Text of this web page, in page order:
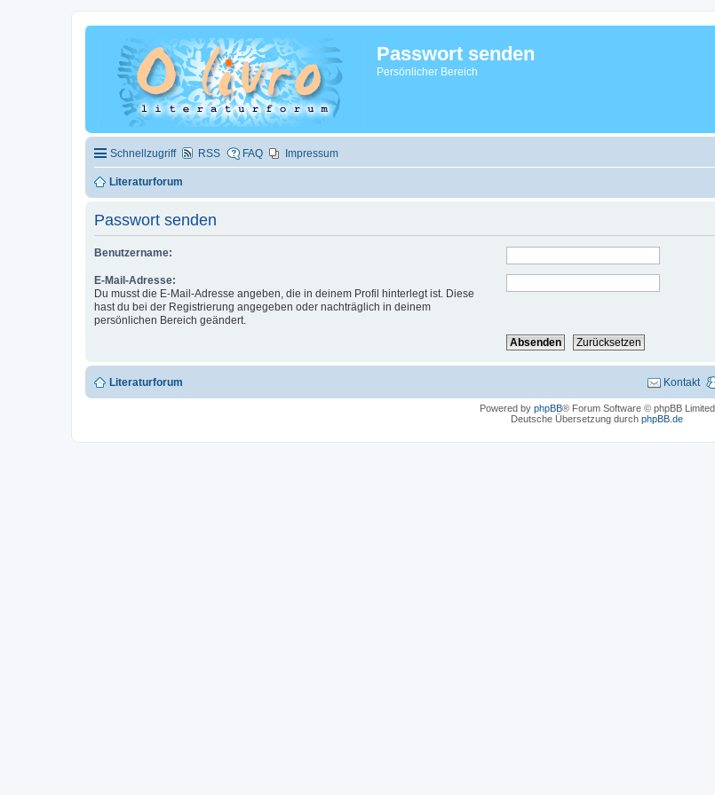
Passwort senden
Persönlicher Bereich
Schnellzugriff RSS FAQ Impressum
Literaturforum
Passwort senden
Benutzername:
E-Mail-Adresse:
Du musst die E-Mail-Adresse angeben, die in deinem Profil hinterlegt ist. Diese
hast du bei der Registrierung angegeben oder nachträglich in deinem
persönlichen Bereich geändert.
Literaturforum Kontakt
Powered by phpBB® Forum Software © phpBB Limited
Deutsche Übersetzung durch phpBB.de